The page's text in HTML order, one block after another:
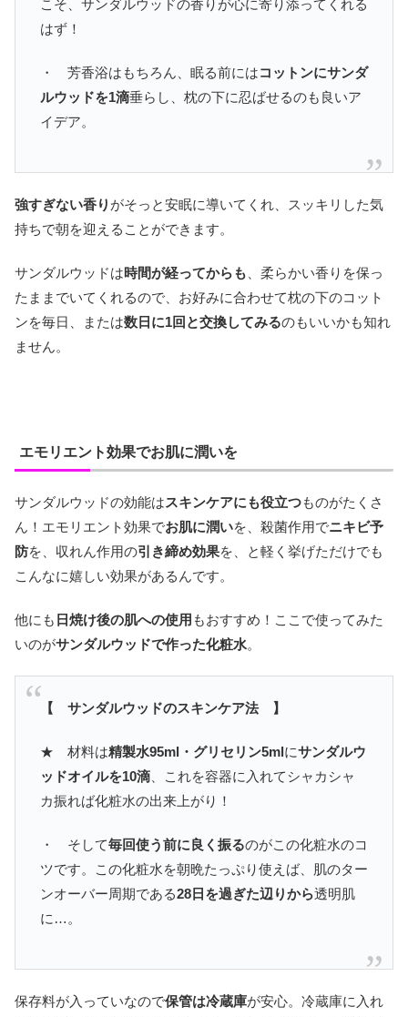
こそ、サンダルウッドの香りが心に寄り添ってくれる
はず！
・ 芳香浴はもちろん、眠る前にはコットンにサンダ
ルウッドを1滴垂らし、枕の下に忍ばせるのも良いア
イデア。
強すぎない香り がそっと安眠に導いてくれ、スッキリした気
持ちで朝を迎えることができます。
サンダルウッドは時間が経ってからも 、柔らかい香りを保っ
たままでいてくれるので、お好みに合わせて枕の下のコット
ンを毎日、または数日に1回と交換してみるのもいいかも知れ
ません。
エモリエント効果でお肌に潤いを
サンダルウッドの効能はスキンケアにも役立つものがたくさ
ん！エモリエント効果でお肌に潤いを、殺菌作用でニキビ予
防を、収れん作用の引き締め効果を、と軽く挙げただけでも
こんなに嬉しい効果があるんです。
他にも 日焼け後の肌への使用 もおすすめ！ここで使ってみた
いのがサンダルウッドで作った化粧水。
【 サンダルウッドのスキンケア法 】
★ 材料は精製水95ml・グリセリン5mlにサンダルウ
ッドオイルを10滴 、これを容器に入れてシャカシャ
カ振れば化粧水の出来上がり！
・ そして毎回使う前に良く振るのがこの化粧水のコ
ツです。この化粧水を朝晩たっぷり使えば、肌のター
ンオーバー周期である28日を過ぎた辺りから透明肌
に…。
保存料が入っていなので保管は冷蔵庫が安心。冷蔵庫に入れ